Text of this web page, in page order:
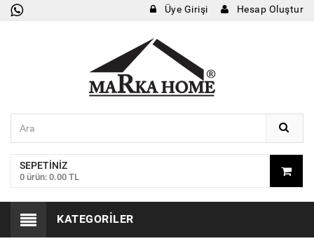
Üye Girişi Hesap Oluştur
SEPETINIZ
0 ürün: 0.00 TL
KATEGORILER